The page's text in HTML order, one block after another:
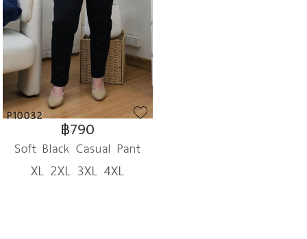
P10032
฿790
Soft Black Casual Pant
XL 2XL 3XL 4XL